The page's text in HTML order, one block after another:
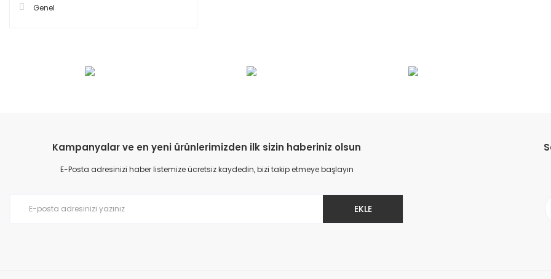
Genel
Kampanyalar ve en yeni ürünlerimizden ilk sizin haberiniz olsun
E-Posta adresinizi haber listemize ücretsiz kaydedin, bizi takip etmeye başlayın
EKLE